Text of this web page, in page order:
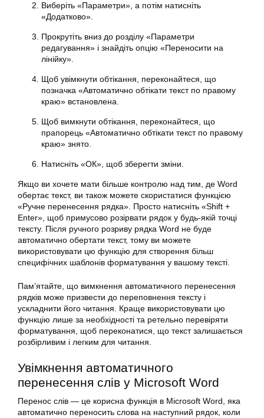
Виберіть «Параметри», а потім натисніть
«Додатково».
Прокрутіть вниз до розділу «Параметри
редагування» і знайдіть опцію «Переносити на
лінійку».
Щоб увімкнути обтікання, переконайтеся, що
позначка «Автоматично обтікати текст по правому
краю» встановлена.
Щоб вимкнути обтікання, переконайтеся, що
прапорець «Автоматично обтікати текст по правому
краю» знято.
Натисніть «ОК», щоб зберегти зміни.
Якщо ви хочете мати більше контролю над тим, де Word
обертає текст, ви також можете скористатися функцією
«Ручне перенесення рядка». Просто натисніть «Shift +
Enter», щоб примусово розірвати рядок у будь-якій точці
тексту. Після ручного розриву рядка Word не буде
автоматично обертати текст, тому ви можете
використовувати цю функцію для створення більш
специфічних шаблонів форматування у вашому тексті.
Пам’ятайте, що вимкнення автоматичного перенесення
рядків може призвести до переповнення тексту і
ускладнити його читання. Краще використовувати цю
функцію лише за необхідності та ретельно перевіряти
форматування, щоб переконатися, що текст залишається
розбірливим і легким для читання.
Увімкнення автоматичного
перенесення слів у Microsoft Word
Перенос слів — це корисна функція в Microsoft Word, яка
автоматично переносить слова на наступний рядок, коли